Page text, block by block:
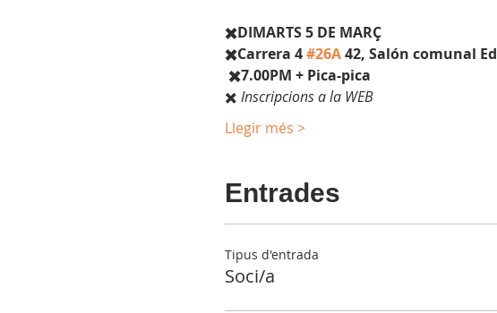
✖️DIMARTS 5 DE MARÇ
✖️Carrera 4 #26A 42, Salón comunal
✖️7.00PM + Pica-pica
✖️ Inscripcions a la WEB
Llegir més >
Entrades
Tipus d'entrada
Soci/a